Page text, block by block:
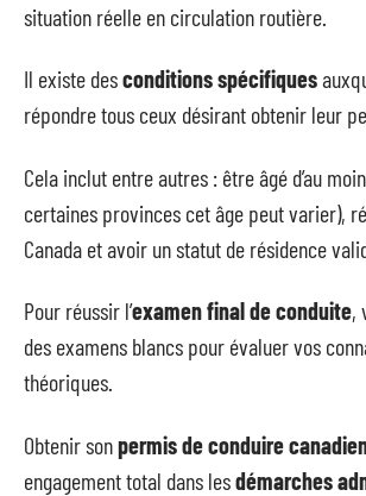
situation réelle en circulation routière.
Il existe desconditions spécifiques
répondre tous ceux désirant obtenir leur
Cela inclut entre autres : être âgé d’au
certaines provinces cet âge peut varier),
Canada et avoir un statut de résidence
Pour réussir l’examen final de conduite,
des examens blancs pour évaluer vos
théoriques.
Obtenir sonpermis de conduire
engagement total dans lesdémarches